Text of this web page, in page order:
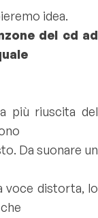
idea.
del cd ad
più riuscita del
Da suonare un
voce distorta, lo